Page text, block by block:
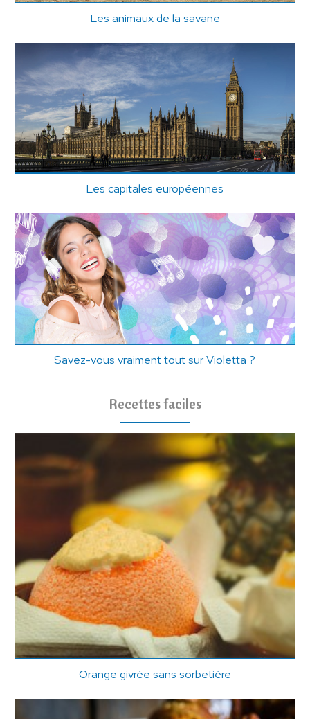
Les animaux de la savane
Les capitales européennes
Savez-vous vraiment tout sur Violetta ?
Recettes faciles
Orange givrée sans sorbetière